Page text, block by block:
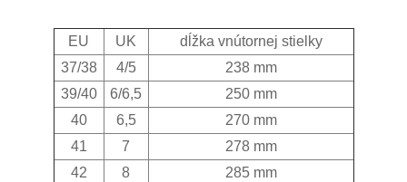
EU UK
dĺžka vnútornej stielky
37/38
4/5
238 mm
39/40
6/6,5
250 mm
40
6,5
270 mm
41
7
278 mm
42
8
285 mm